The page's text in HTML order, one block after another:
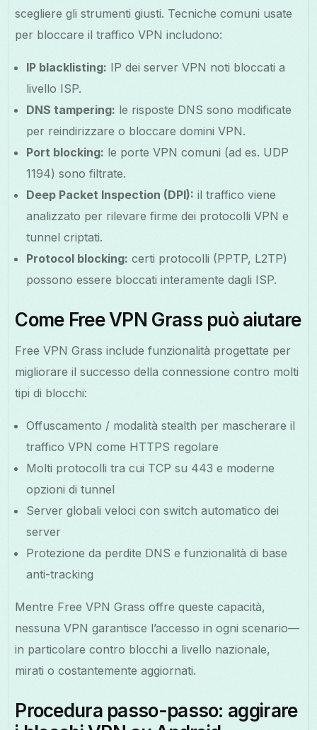
scegliere gli strumenti giusti. Tecniche comuni usate
per bloccare il traffico VPN includono:
IP blacklisting: IP dei server VPN noti bloccati a
livello ISP.
DNS tampering: le risposte DNS sono modificate
per reindirizzare o bloccare domini VPN.
Port blocking: le porte VPN comuni (ad es. UDP
1194) sono filtrate.
Deep Packet Inspection (DPI): il traffico viene
analizzato per rilevare firme dei protocolli VPN e
tunnel criptati.
Protocol blocking: certi protocolli (PPTP, L2TP)
possono essere bloccati interamente dagli ISP.
Come Free VPN Grass può aiutare
Free VPN Grass include funzionalità progettate per
migliorare il successo della connessione contro molti
tipi di blocchi:
Offuscamento / modalità stealth per mascherare il
traffico VPN come HTTPS regolare
Molti protocolli tra cui TCP su 443 e moderne
opzioni di tunnel
Server globali veloci con switch automatico dei
server
Protezione da perdite DNS e funzionalità di base
anti-tracking
Mentre Free VPN Grass offre queste capacità,
nessuna VPN garantisce l’accesso in ogni scenario—
in particolare contro blocchi a livello nazionale,
mirati o costantemente aggiornati.
Procedura passo-passo: aggirare